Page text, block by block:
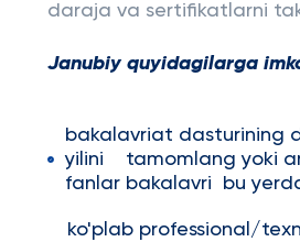
daraja va sertifikatlarni
Janubiy quyidagilarga
bakalavriat dasturining
yilini tamomlang yoki
fanlar bakalavri bu
ko'plab professional/